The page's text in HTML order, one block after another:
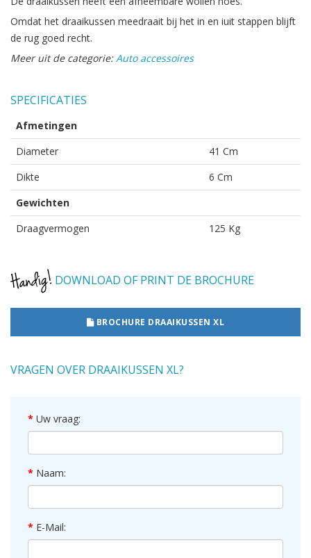
Omdat het draaikussen meedraait bij het in en iuit stappen blijft
de rug goed recht.
Meer uit de categorie: Auto accessoires
SPECIFICATIES
Afmetingen
Diameter
41 Cm
Dikte
6 Cm
Gewichten
Draagvermogen
125 Kg
DOWNLOAD OF PRINT DE BROCHURE
BROCHURE DRAAIKUSSEN XL
VRAGEN OVER DRAAIKUSSEN XL?
Uw vraag:
Naam:
E-Mail: